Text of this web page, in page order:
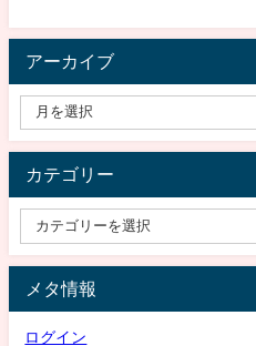
アーカイブ
カテゴリー
メタ情報
ログイン